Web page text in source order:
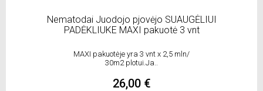
Nematodai Juodojo pjovėjo SUAUGĖLIUI
PADĖKLIUKE MAXI pakuotė 3 vnt
MAXI pakuotėje yra 3 vnt x 2,5 mln/
30m2 plotui.Ja..
26,00 €